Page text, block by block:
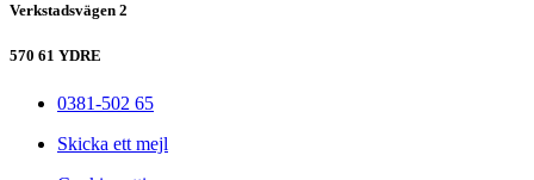
Verkstadsvägen 2
570 61 YDRE
0381-502 65
Skicka ett mejl